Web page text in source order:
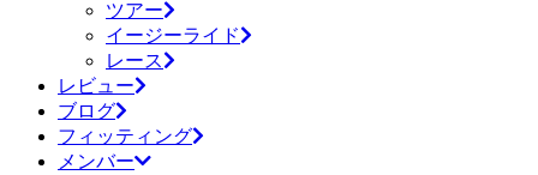
ツアー
イージーライド
レース
レビュー
ブログ
フィッティング
メンバー